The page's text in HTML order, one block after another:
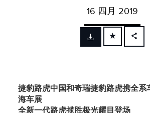
16 四月 2019
捷豹路虎中国和奇瑞捷豹路虎携全系
海车展
全新一代路虎揽胜极光耀目登场